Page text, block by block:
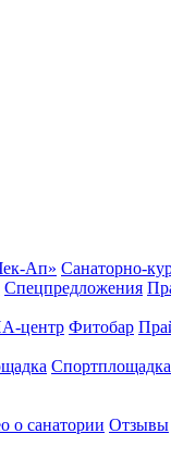
Ап» Санаторно-
Спецпредложения
центр Фитобар
Спортплощадка
о санатории Отзывы